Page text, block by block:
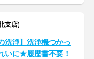
支店)
洗浄】洗浄機つかっ
いに★履歴書不要！